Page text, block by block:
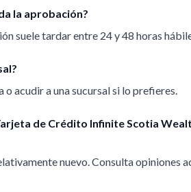
la aprobación?
suele tardar entre 24 y 48 horas
o acudir a una sucursal si lo prefieres.
de Crédito Infinite Scotia
nuevo. Consulta opiniones